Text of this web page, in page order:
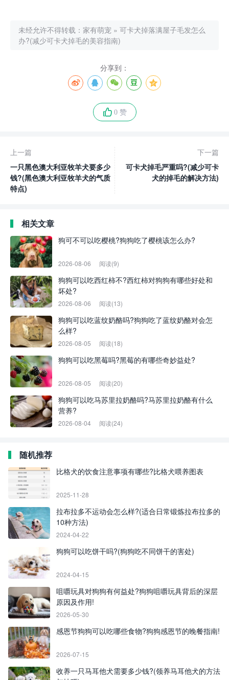
未经允许不得转载： 家有萌宠 » 可卡犬掉落满屋子毛发怎么
办?(减少可卡犬掉毛的美容指南)
分享到：
0 赞
上一篇
一只黑色澳大利亚牧羊犬要多少
钱?(黑色澳大利亚牧羊犬的气质
特点)
下一篇
可卡犬掉毛严重吗?(减少可卡
犬的掉毛的解决方法)
相关文章
狗可不可以吃樱桃?狗狗吃了樱桃该怎么办?
2026-08-06 阅读(9)
狗狗可以吃西红柿不?西红柿对狗狗有哪些好处和
坏处?
2026-08-06 阅读(13)
狗狗可以吃蓝纹奶酪吗?狗狗吃了蓝纹奶酪对会怎
么样?
2026-08-05 阅读(18)
狗狗可以吃黑莓吗?黑莓的有哪些奇妙益处?
2026-08-05 阅读(20)
狗狗可以吃马苏里拉奶酪吗?马苏里拉奶酪有什么
营养?
2026-08-04 阅读(24)
随机推荐
比格犬的饮食注意事项有哪些?比格犬喂养图表
2025-11-28
拉布拉多不运动会怎么样?(适合日常锻炼拉布拉多的
10种方法)
2024-04-22
狗狗可以吃饼干吗?(狗狗吃不同饼干的害处)
2024-04-15
咀嚼玩具对狗狗有何益处?狗狗咀嚼玩具背后的深层
原因及作用!
2026-05-30
感恩节狗狗可以吃哪些食物?狗狗感恩节的晚餐指南!
2026-07-15
收养一只马耳他犬需要多少钱?(领养马耳他犬的方法